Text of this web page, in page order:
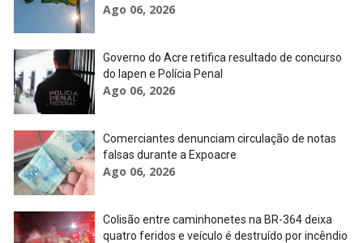
Ago 06, 2026
Governo do Acre retifica resultado de concurso
do Iapen e Polícia Penal
Ago 06, 2026
Comerciantes denunciam circulação de notas
falsas durante a Expoacre
Ago 06, 2026
Colisão entre caminhonetes na BR-364 deixa
quatro feridos e veículo é destruído por incêndio